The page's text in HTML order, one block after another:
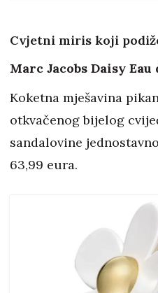
Cvjetni miris koji
Marc Jacobs Daisy
Koketna mješavina
otkvačenog bijelog
sandalovine
63,99 eura.